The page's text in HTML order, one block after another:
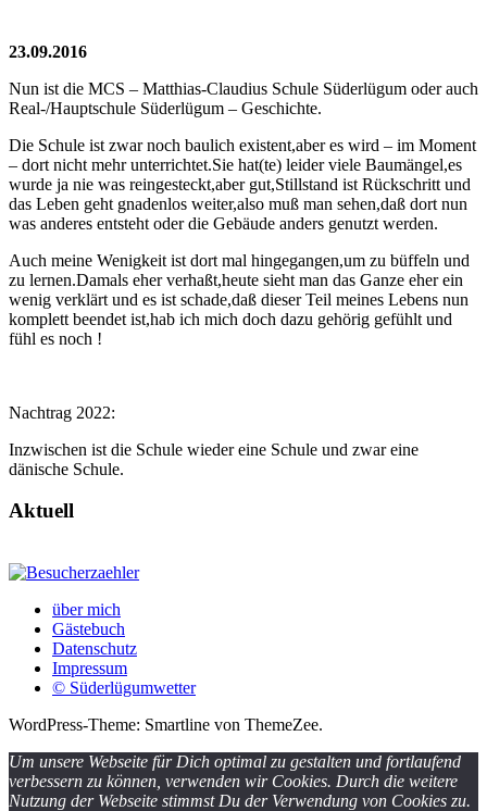
23.09.2016
Nun ist die MCS – Matthias-Claudius Schule Süderlügum oder auch
Real-/Hauptschule Süderlügum – Geschichte.
Die Schule ist zwar noch baulich existent,aber es wird – im Moment
– dort nicht mehr unterrichtet.Sie hat(te) leider viele Baumängel,es
wurde ja nie was reingesteckt,aber gut,Stillstand ist Rückschritt und
das Leben geht gnadenlos weiter,also muß man sehen,daß dort nun
was anderes entsteht oder die Gebäude anders genutzt werden.
Auch meine Wenigkeit ist dort mal hingegangen,um zu büffeln und
zu lernen.Damals eher verhaßt,heute sieht man das Ganze eher ein
wenig verklärt und es ist schade,daß dieser Teil meines Lebens nun
komplett beendet ist,hab ich mich doch dazu gehörig gefühlt und
fühl es noch !
Nachtrag 2022:
Inzwischen ist die Schule wieder eine Schule und zwar eine
dänische Schule.
Aktuell
über mich
Gästebuch
Datenschutz
Impressum
© Süderlügumwetter
WordPress-Theme: Smartline von ThemeZee.
Um unsere Webseite für Dich optimal zu gestalten und fortlaufend
verbessern zu können, verwenden wir Cookies. Durch die weitere
Nutzung der Webseite stimmst Du der Verwendung von Cookies zu.